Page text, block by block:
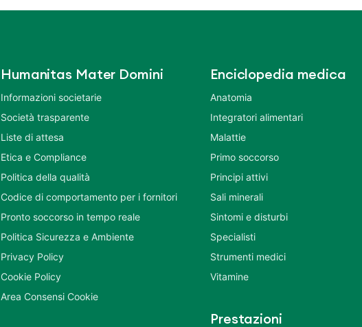
Humanitas Mater Domini
Informazioni societarie
Società trasparente
Liste di attesa
Etica e Compliance
Politica della qualità
Codice di comportamento per i fornitori
Pronto soccorso in tempo reale
Politica Sicurezza e Ambiente
Privacy Policy
Cookie Policy
Area Consensi Cookie
Enciclopedia medica
Anatomia
Integratori alimentari
Malattie
Primo soccorso
Principi attivi
Sali minerali
Sintomi e disturbi
Specialisti
Strumenti medici
Vitamine
Prestazioni